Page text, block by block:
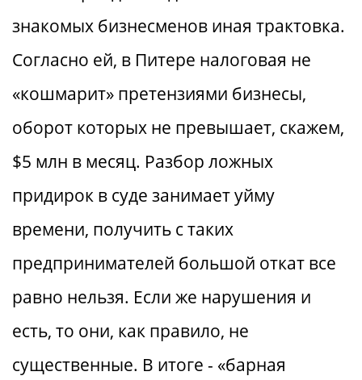
знакомых бизнесменов иная трактовка.
Согласно ей, в Питере налоговая не
«кошмарит» претензиями бизнесы,
оборот которых не превышает, скажем,
$5 млн в месяц. Разбор ложных
придирок в суде занимает уйму
времени, получить с таких
предпринимателей большой откат все
равно нельзя. Если же нарушения и
есть, то они, как правило, не
существенные. В итоге - «барная